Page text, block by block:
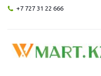
+7 727 31 22 666